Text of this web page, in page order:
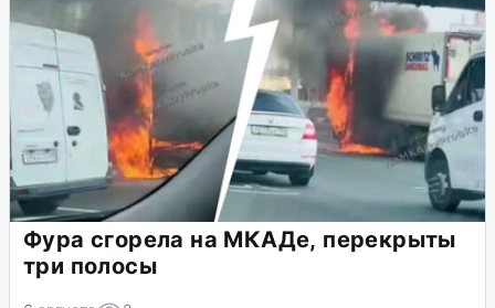
Фура сгорела на МКАДе, перекрыты
три полосы